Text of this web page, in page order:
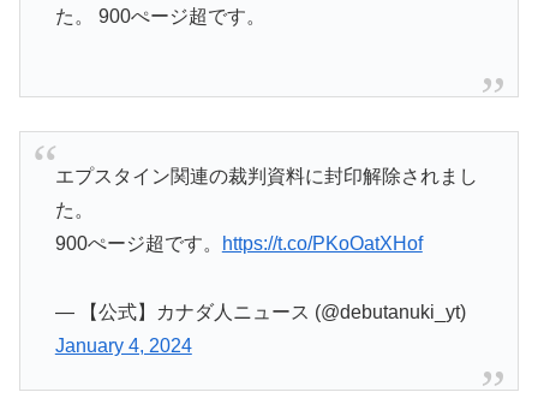
た。 900ぺージ超です。
エプスタイン関連の裁判資料に封印解除されまし
た。
900ぺージ超です。
https://t.co/PKoOatXHof
— 【公式】カナダ人ニュース (@debutanuki_yt)
January 4, 2024